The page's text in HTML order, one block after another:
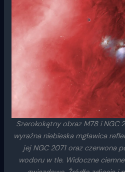
Szerokokątny obraz M78 i NGC
wyraźna niebieska mgławica
jej NGC 2071 oraz czerwona
wodoru w tle. Widoczne